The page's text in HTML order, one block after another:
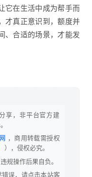
它在生活中成为帮手而
才真正意识到，额度并
、合适的场景，才能发
享，非平台官方建
，商用转载需授权
），侵权必究。
规操作后果自负。
误，请点击本站客